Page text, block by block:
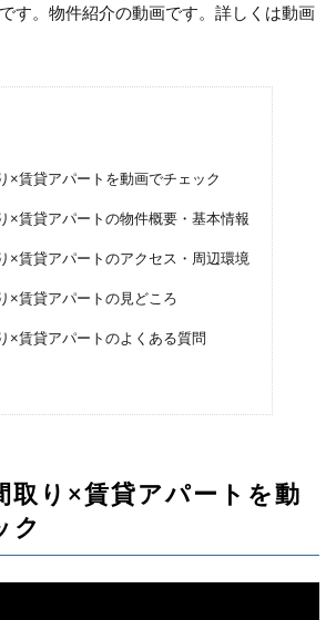
す。物件紹介の動画です。詳しくは動画
×賃貸アパートを動画でチェック
×賃貸アパートの物件概要・基本情報
×賃貸アパートのアクセス・周辺環境
×賃貸アパートの見どころ
×賃貸アパートのよくある質問
取り×賃貸アパートを動
ク